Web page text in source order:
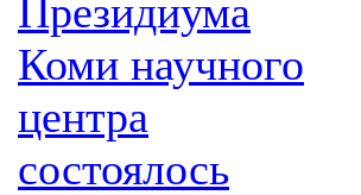
Президиума
Коми научного
центра
состоялось